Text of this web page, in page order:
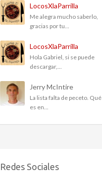
LocosXlaParrilla
Me alegra mucho saberlo,
gracias por tu...
LocosXlaParrilla
Hola Gabriel, si se puede
descargar,...
Jerry McIntire
La lista falta de peceto. Qué
es en...
Redes Sociales